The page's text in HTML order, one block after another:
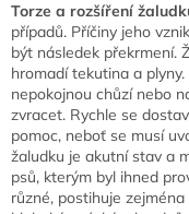
Torze a rozšíření
případů. Příčiny jeho
být následek překrmení.
hromadí tekutina a
nepokojnou chůzí nebo
zvracet. Rychle se
pomoc, neboť se musí
žaludku je akutní stav a
psů, kterým byl ihned
různé, postihuje